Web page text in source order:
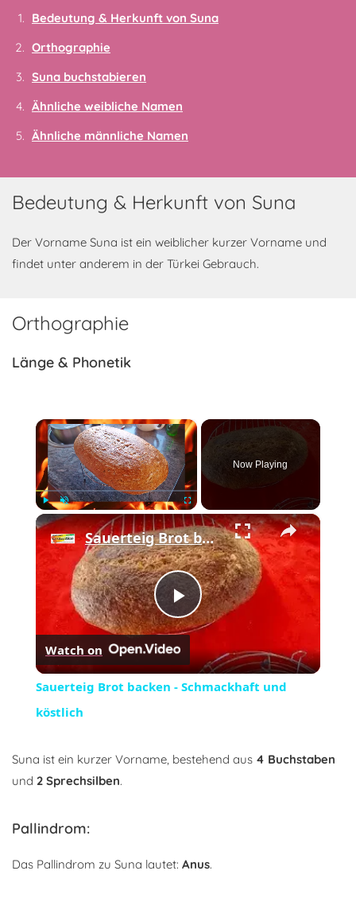
Bedeutung & Herkunft von Suna
Orthographie
Suna buchstabieren
Ähnliche weibliche Namen
Ähnliche männliche Namen
Bedeutung & Herkunft von Suna
Der Vorname Suna ist ein weiblicher kurzer Vorname und
findet unter anderem in der Türkei Gebrauch.
Orthographie
Länge & Phonetik
×
Play Unmute Fullscreen
Now Playing
×
Play
Video
Sauerteig Brot backen - Schmackhaft und köstlich
Watch on
Sauerteig Brot backen - Schmackhaft und
köstlich
Suna ist ein kurzer Vorname, bestehend aus 4 Buchstaben
und 2 Sprechsilben.
Pallindrom:
Das Pallindrom zu Suna lautet: Anus.